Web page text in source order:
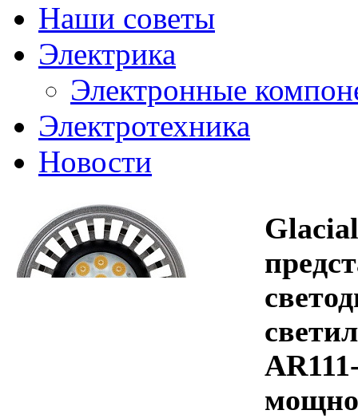
Наши советы
Электрика
Электронные
Электротехника
Новости